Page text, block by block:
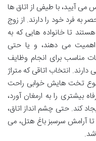
می آیید، با طیفی از اتاق ها
به فرد خود را دارند. از زوج
تا خانواده هایی که به
می دهند، و یا حتی
مناسب برای انجام وظایف
انتخاب اتاقی که متراژ
نوع تخت هایش خوابی راحت
بیشتری را به ارمغان آورد،
کند. حتی چشم انداز اتاق،
آرامش سرسبز باغ هتل، می